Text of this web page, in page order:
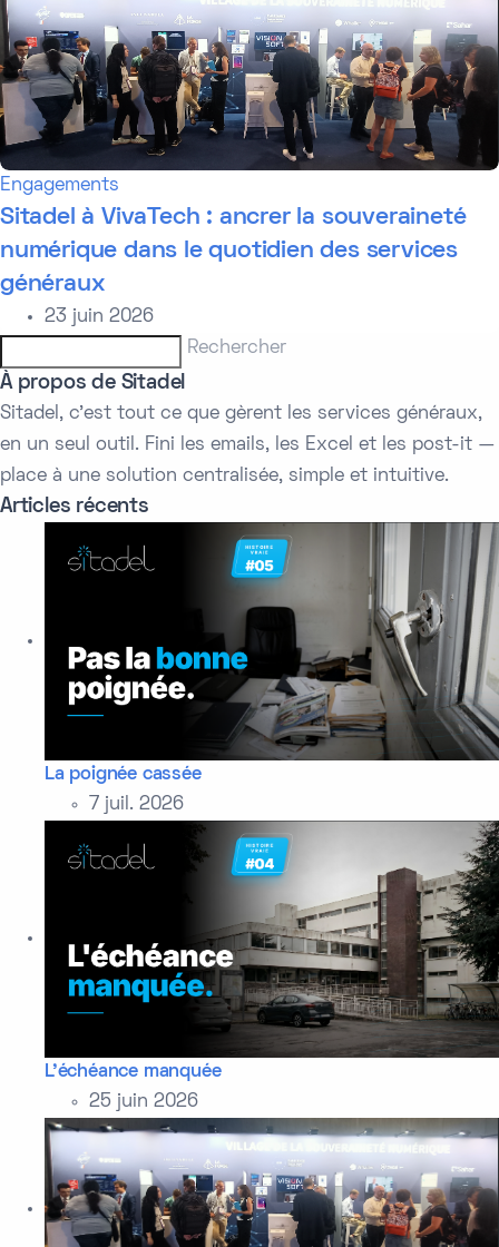
Engagements
Sitadel à VivaTech : ancrer la souveraineté
numérique dans le quotidien des services
généraux
23 juin 2026
Rechercher
À propos de Sitadel
Sitadel, c'est tout ce que gèrent les services généraux,
en un seul outil. Fini les emails, les Excel et les post-it —
place à une solution centralisée, simple et intuitive.
Articles récents
La poignée cassée
7 juil. 2026
L'échéance manquée
25 juin 2026